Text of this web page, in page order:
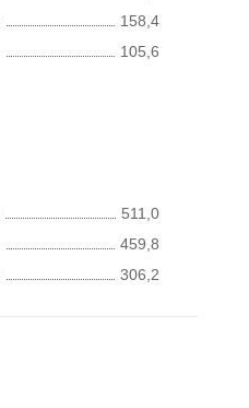
158,4
105,6
511,0
459,8
306,2